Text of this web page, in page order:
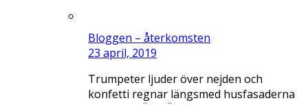
Bloggen – återkomsten
23 april, 2019
Trumpeter ljuder över nejden och
konfetti regnar längsmed husfasaderna